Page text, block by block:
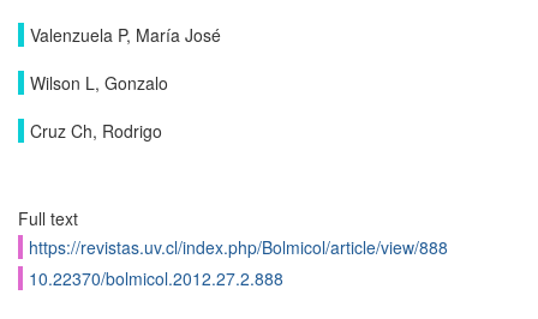
Valenzuela P, María José
Wilson L, Gonzalo
Cruz Ch, Rodrigo
Full text
https://revistas.uv.cl/index.php/Bolmicol/article/view/888
10.22370/bolmicol.2012.27.2.888